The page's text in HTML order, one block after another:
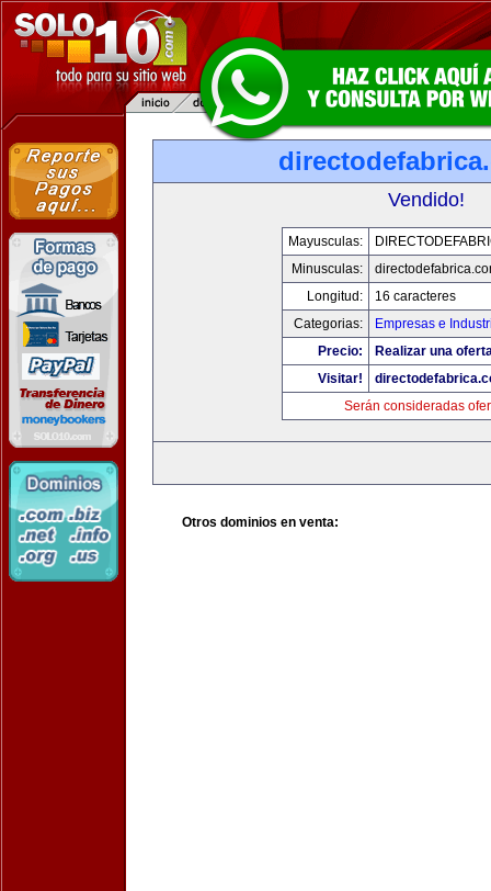
Vendido!
Mayusculas:
Minusculas:
Longitud:
16 caracteres
Categorias:
Empresas e
Precio:
Realizar una
Visitar!
Serán consideradas
Otros dominios en venta: